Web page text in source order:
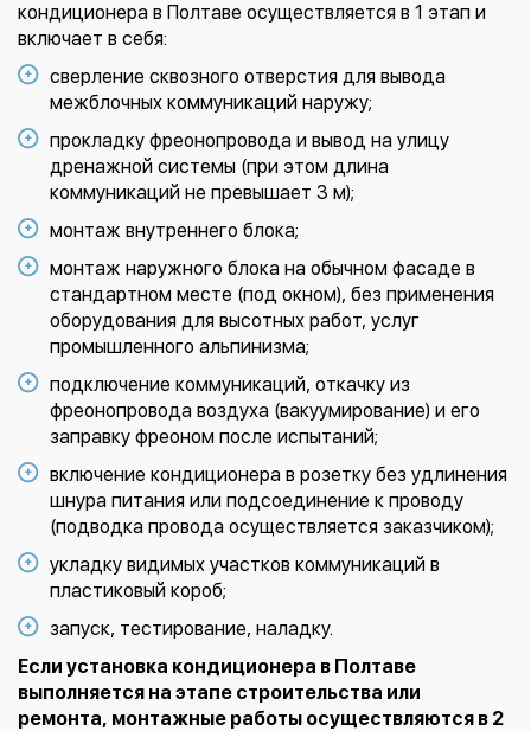
кондиционера в Полтаве осуществляется в 1 этап и
включает в себя:
сверление сквозного отверстия для вывода
межблочных коммуникаций наружу;
прокладку фреонопровода и вывод на улицу
дренажной системы (при этом длина
коммуникаций не превышает 3 м);
монтаж внутреннего блока;
монтаж наружного блока на обычном фасаде в
стандартном месте (под окном), без применения
оборудования для высотных работ, услуг
промышленного альпинизма;
подключение коммуникаций, откачку из
фреонопровода воздуха (вакуумирование) и его
заправку фреоном после испытаний;
включение кондиционера в розетку без удлинения
шнура питания или подсоединение к проводу
(подводка провода осуществляется заказчиком);
укладку видимых участков коммуникаций в
пластиковый короб;
запуск, тестирование, наладку.
Если установка кондиционера в Полтаве
выполняется на этапе строительства или
ремонта, монтажные работы осуществляются в 2